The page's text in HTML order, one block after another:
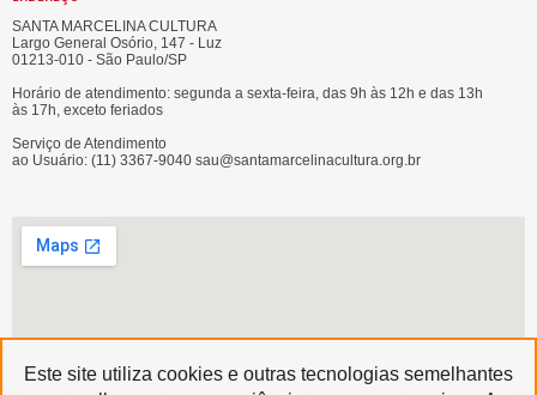
SANTA MARCELINA CULTURA
Largo General Osório, 147 - Luz
01213-010 - São Paulo/SP
Horário de atendimento: segunda a sexta-feira, das 9h às 12h e das 13h
às 17h, exceto feriados
Serviço de Atendimento
ao Usuário: (11) 3367-9040 sau@santamarcelinacultura.org.br
Este site utiliza cookies e outras tecnologias semelhantes